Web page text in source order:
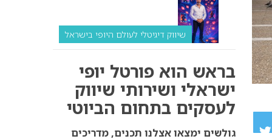
שיווק דיגיטלי לעולם היופי בישראל
ולמה העסק שלך צריך
שיווק דיגיטלי לעסקים
קידום ל‑AI לעומת קידום
בראש הוא פורטל יופי
ישראלי ושירותי שיווק
לעסקים בתחום הביוטי
גולשים ימצאו אצלנו תכנים, מדריכים